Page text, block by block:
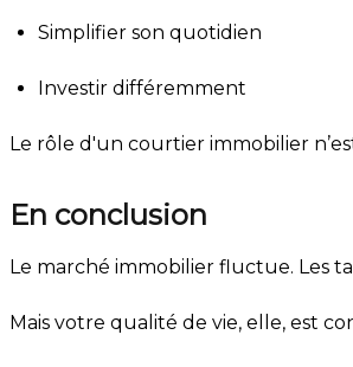
Simplifier son quotidien
Investir différemment
Le rôle d'un courtier immobilier
En conclusion
Le marché immobilier fluctue. Les
Mais votre qualité de vie, elle, est